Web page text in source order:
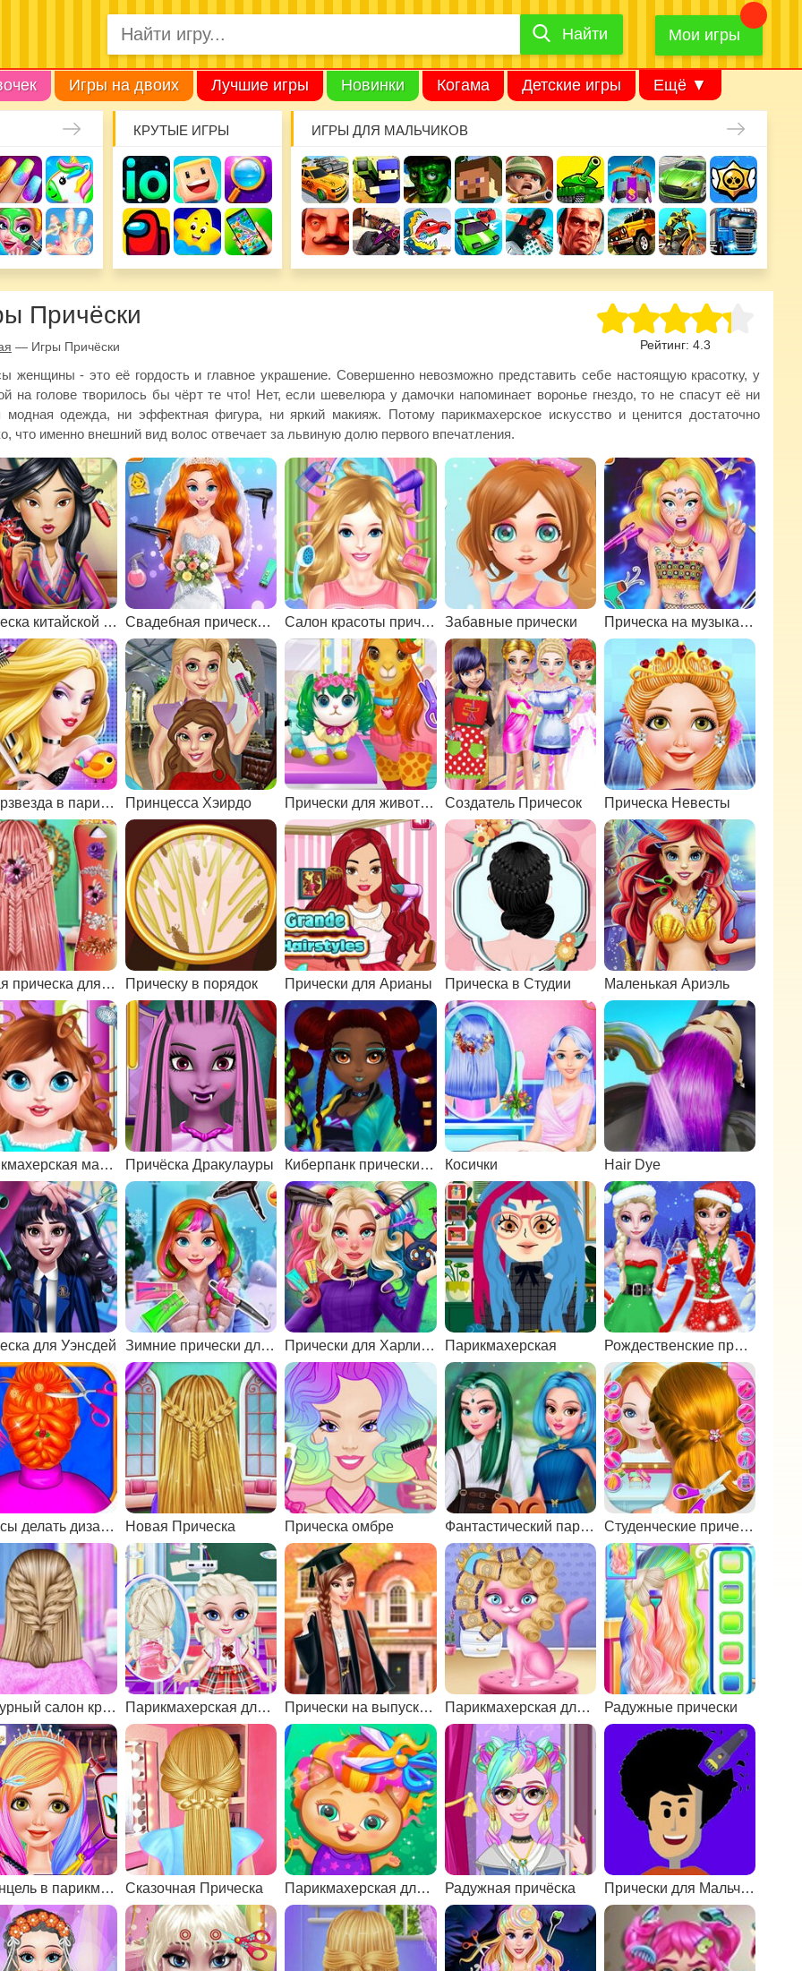
Найти
Найти Мои игры
Игры на двоих Лучшие игры Новинки Когама Детские игры Ещё ▼
КРУТЫЕ ИГРЫ ИГРЫ ДЛЯ МАЛЬЧИКОВ
Рейтинг: 4.3
Причёски
— Игры Причёски
женщины - это её гордость и главное украшение. Совершенно невозможно представить себе настоящую красотку, у
на голове творилось бы чёрт те что! Нет, если шевелюра у дамочки напоминает воронье гнездо, то не спасут её ни
модная одежда, ни эффектная фигура, ни яркий макияж. Потому парикмахерское искусство и ценится достаточно
что именно внешний вид волос отвечает за львиную долю первого впечатления.
Прическа китайской принцессы Свадебная прическа для Анны Салон красоты прически Забавные прически Прическа на музыкальный фестиваль
Суперзвезда в парикмахерской Принцесса Хэирдо Прически для животных 2 Создатель Причесок Прическа Невесты
Новая прическа для принцессы Прическу в порядок Прически для Арианы Прическа в Студии Маленькая Ариэль
Парикмахерская малышки Тейлор Причёска Дракулауры Киберпанк прически 2200 Косички Hair Dye
для Уэнсдей Зимние прически для Анны Прически для Харли Квинн Парикмахерская Рождественские прически для Анны и Эльзы
Волосы делать дизайн 2 Новая Прическа Прическа омбре Фантастический парикмахерский салон Студенческие прически
Гламурный салон красоты Парикмахерская для детей Прически на выпускной Парикмахерская для животных 2 Радужные прически
Рапунцель в парикмахерской Сказочная Прическа Парикмахерская для животных 4 Радужная причёска Прически для Мальчиков